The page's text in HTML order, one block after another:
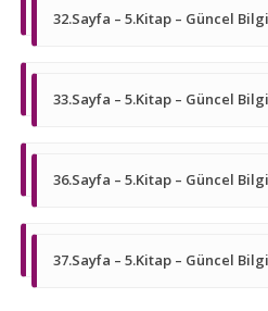
32.Sayfa – 5.Kitap – Güncel
33.Sayfa – 5.Kitap – Güncel
36.Sayfa – 5.Kitap – Güncel
37.Sayfa – 5.Kitap – Güncel